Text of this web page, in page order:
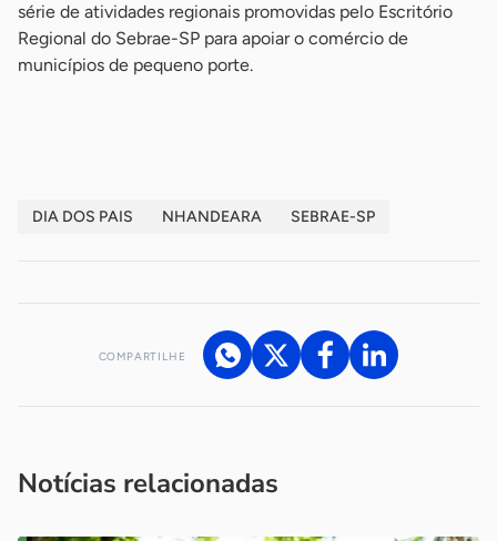
série de atividades regionais promovidas pelo Escritório
Regional do Sebrae-SP para apoiar o comércio de
municípios de pequeno porte.
DIA DOS PAIS NHANDEARA SEBRAE-SP
COMPARTILHE
Notícias relacionadas